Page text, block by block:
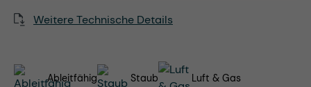
Weitere Technische Details
Ableitfähig Staub Luft & Gas